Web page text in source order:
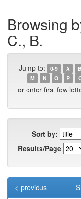
Browsing
C., B.
Jump to: 0-9 A B
M
N O P
or enter first few
Sort by:
Results/Page
< previous